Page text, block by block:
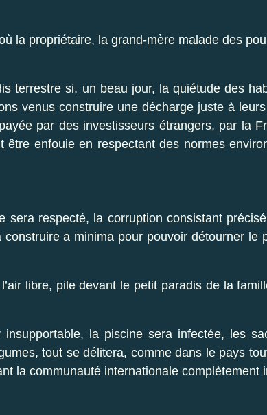
la propriétaire, la grand-mère malade des
terrestre si, un beau jour, la quiétude des
venus construire une décharge juste à
par des investisseurs étrangers, par la
être enfouie en respectant des normes
sera respecté, la corruption consistant
a minima pour pouvoir détourner le
libre, pile devant le petit paradis de la
la piscine sera infectée, les
tout se délitera, comme dans le pays
la communauté internationale complètement